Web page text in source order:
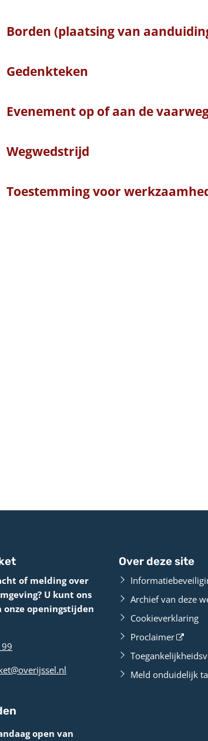
Borden (plaatsing van
Gedenkteken
Evenement op of aan de
Wegwedstrijd
Toestemming voor
of melding over
U kunt ons
openingstijden
open van
Over deze site
Archief van deze
Cookieverklaring
Proclaimer
Meld onduidelijk